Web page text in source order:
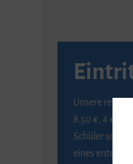
Unsere
8,50 €, 4 €
Schüler sowie
eines